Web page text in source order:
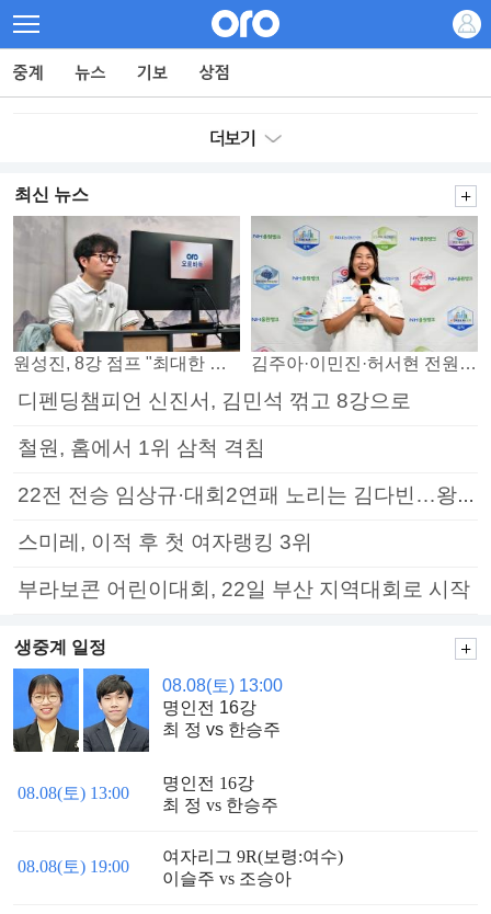
최신 뉴스
원성진, 8강 점프 "최대한 승자조에서 버티겠다" 김주아·이민진·허서현 전원 승리… 평택, 부안 꺾고 5연승
디펜딩챔피언 신진서, 김민석 꺾고 8강으로
철원, 홈에서 1위 삼척 격침
22전 전승 임상규·대회2연패 노리는 김다빈…왕중왕전 16강 7일부터
스미레, 이적 후 첫 여자랭킹 3위
부라보콘 어린이대회, 22일 부산 지역대회로 시작
생중계 일정
08.08(토) 13:00
명인전 16강
최 정 vs 한승주
08.08(토) 13:00
명인전 16강
최 정 vs 한승주
08.08(토) 19:00
여자리그 9R(보령:여수)
이슬주 vs 조승아